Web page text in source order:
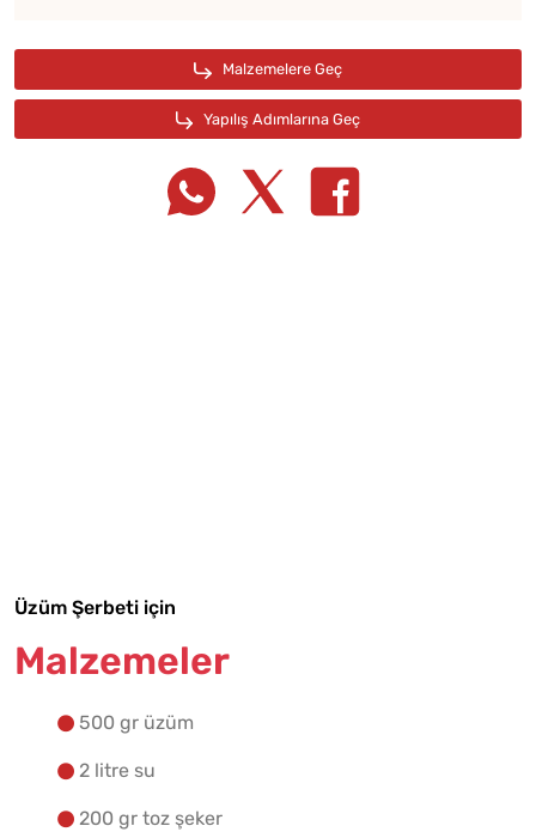
Üzüm Şerbeti için
Malzemeler
500 gr üzüm
2 litre su
200 gr toz şeker